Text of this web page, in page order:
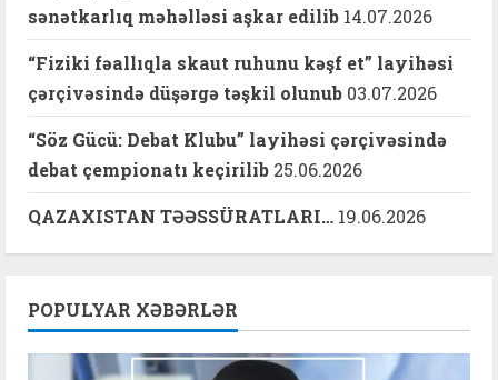
sənətkarlıq məhəlləsi aşkar edilib 14.07.2026
“Fiziki fəallıqla skaut ruhunu kəşf et” layihəsi
çərçivəsində düşərgə təşkil olunub 03.07.2026
“Söz Gücü: Debat Klubu” layihəsi çərçivəsində
debat çempionatı keçirilib 25.06.2026
QAZAXISTAN TƏƏSSÜRATLARI… 19.06.2026
POPULYAR XƏBƏRLƏR